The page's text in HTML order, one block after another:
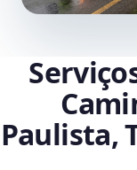
Paulista,